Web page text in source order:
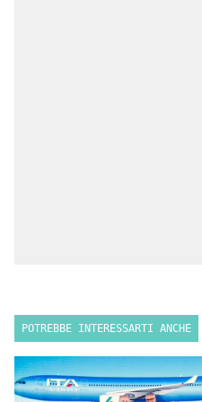
POTREBBE INTERESSARTI ANCHE